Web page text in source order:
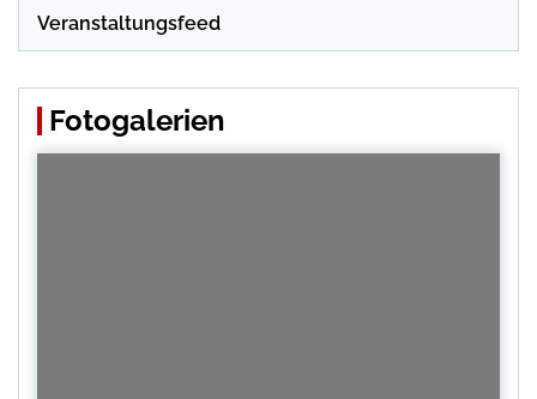
Veranstaltungsfeed
Fotogalerien